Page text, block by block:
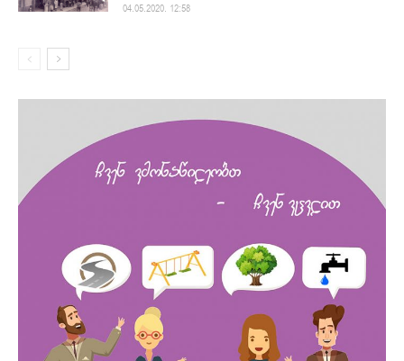
04.05.2020. 12:58